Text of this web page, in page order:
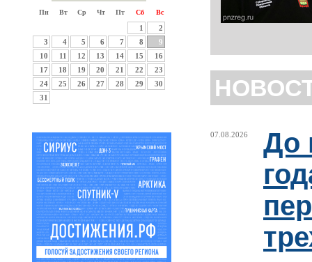
Пн Вт Ср Чт Пт Сб Вс
1
2
3
4 5 6 7 8
9
10
11 12 13 14 15
16
17
18 19 20 21 22
23
24
25 26 27 28 29
30
31
07.08.2026
До